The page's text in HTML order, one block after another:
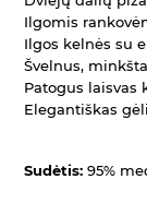
Ilgomis
Ilgos kelnės su
Švelnus,
Patogus laisvas
Elegantiškas
Sudėtis: 95%